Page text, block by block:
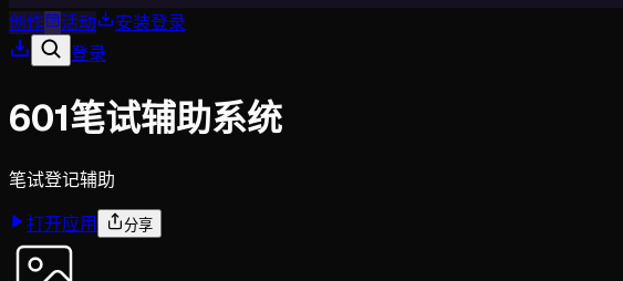
创作 活动 安装登录
登录
601笔试辅助系统
笔试登记辅助
打开应用
分享